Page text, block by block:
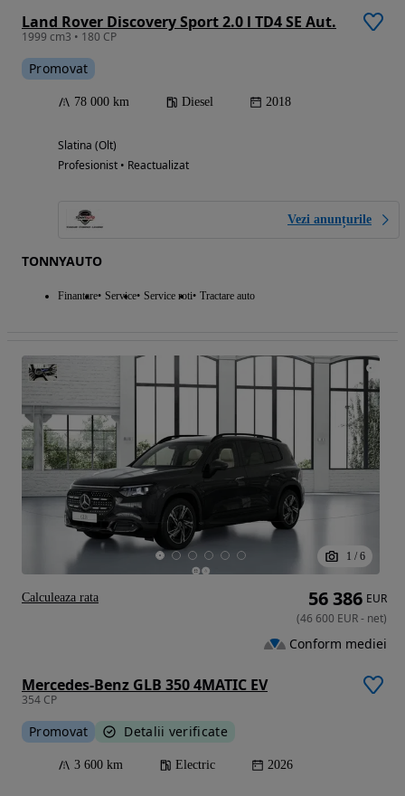
Land Rover Discovery Sport 2.0 l TD4 SE Aut.
1999 cm3 • 180 CP
Promovat
78 000 km Diesel 2018
Slatina (Olt)
Profesionist • Reactualizat
Vezi anunțurile
TONNYAUTO
Finantare Service Service roti Tractare auto
1 / 6
Mercedes-Benz GLB 350 4MATIC EV
354 CP
Promovat Detalii verificate
3 600 km Electric 2026
56 386 EUR
(46 600 EUR- net)
Conform mediei
Calculeaza rata